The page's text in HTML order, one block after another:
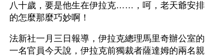
八十歲，要是他生在伊拉克……，呵，老天爺安排
的怎麼那麼巧妙啊！
法新社一月三日報導，伊拉克總理馬里奇辦公室的
一名官員今天說，伊拉克前獨裁者薩達姆的兩名親